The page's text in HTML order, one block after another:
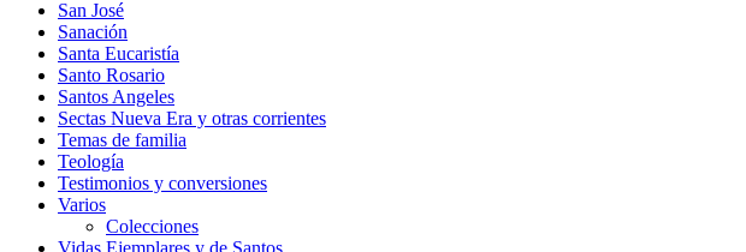
San José
Sanación
Santa Eucaristía
Santo Rosario
Santos Angeles
Sectas Nueva Era y otras corrientes
Temas de familia
Teología
Testimonios y conversiones
Varios
Colecciones